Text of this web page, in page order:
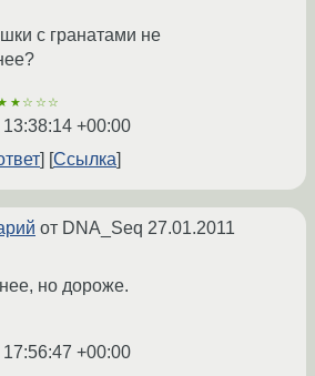
с гранатами не
+00:00
Ссылка
от DNA_Seq 27.01.2011
но дороже.
+00:00